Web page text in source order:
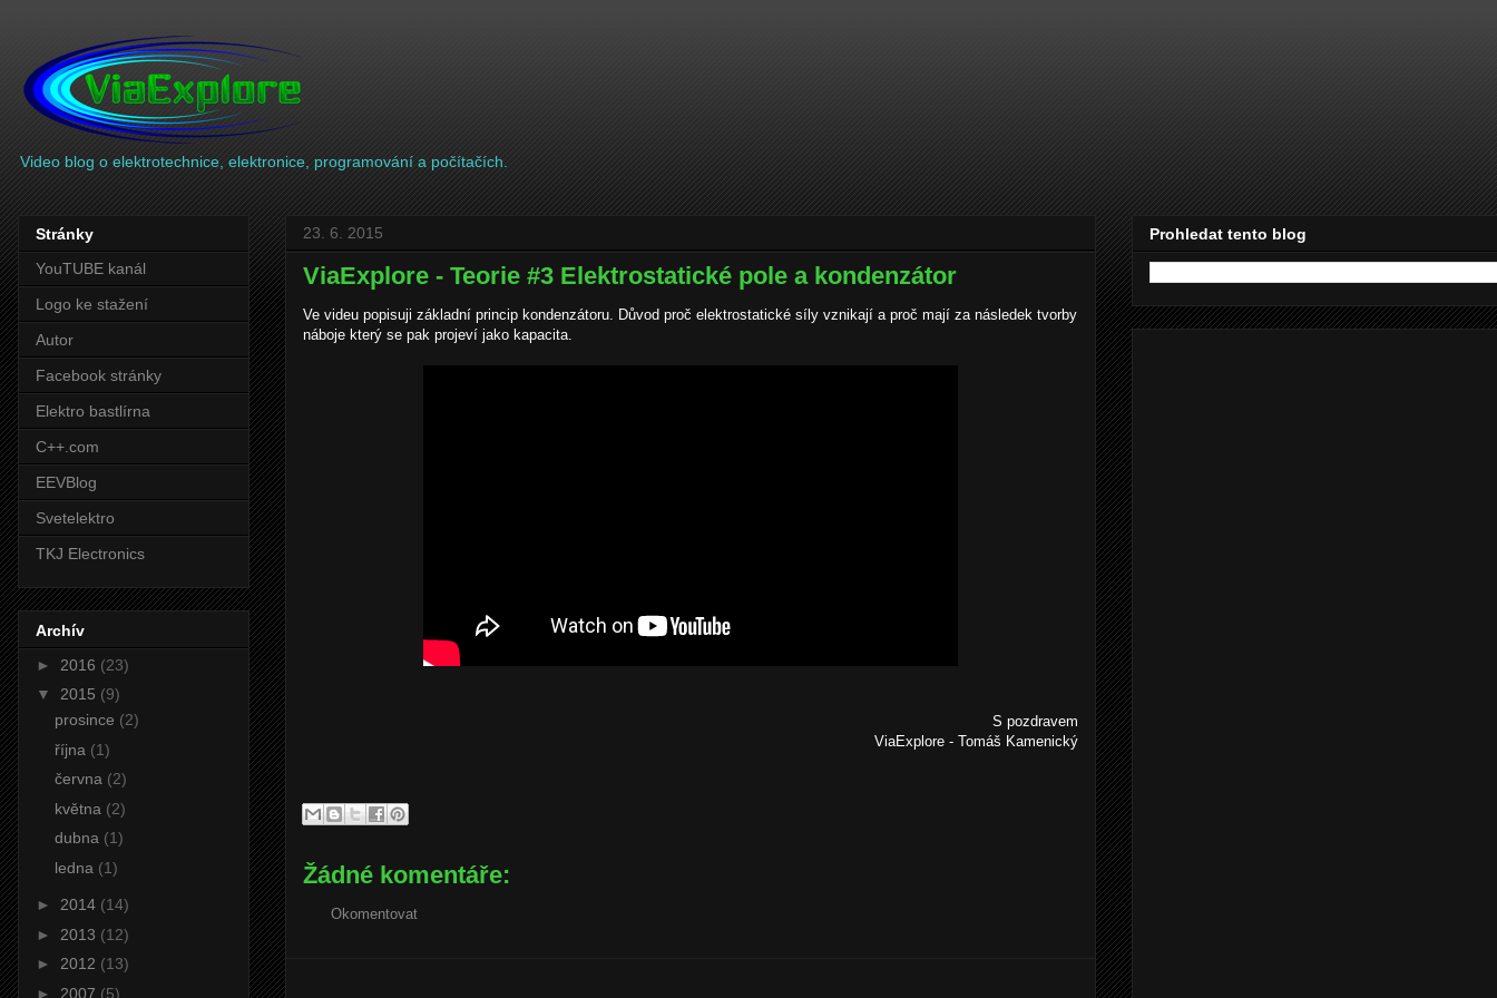
Video blog o elektrotechnice, elektronice, programování a počítačích.
23. 6. 2015
ViaExplore - Teorie #3 Elektrostatické pole a kondenzátor
Ve videu popisuji základní princip kondenzátoru. Důvod proč elektrostatické síly vznikají a proč mají za následek tvorby
náboje který se pak projeví jako kapacita.
S pozdravem
ViaExplore - Tomáš Kamenický
Žádné komentáře:
Okomentovat
Stránky
YouTUBE kanál
Logo ke stažení
Autor
Facebook stránky
Elektro bastlírna
C++.com
EEVBlog
Svetelektro
TKJ Electronics
Archív
► 2016 (23)
▼ 2015 (9)
prosince (2)
října (1)
června (2)
května (2)
dubna (1)
ledna (1)
► 2014 (14)
► 2013 (12)
► 2012 (13)
► 2007 (5)
Prohledat tento blog